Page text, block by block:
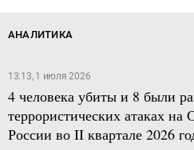
АНАЛИТИКА
13:13, 1 июля 2026
4 человека убиты и 8 были
террористических атаках
России во II квартале 2026